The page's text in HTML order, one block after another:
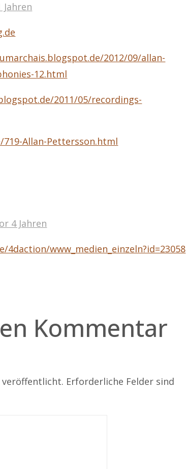
Jahren
2012/09/allan-
12.html
2011/05/recordings-
Allan-Pettersson.html
4 Jahren
www_medien_einzeln?id=23058
Kommentar
veröffentlicht. Erforderliche Felder sind